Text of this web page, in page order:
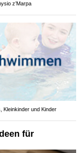
z’Marpa
Kleinkinder und Kinder
für